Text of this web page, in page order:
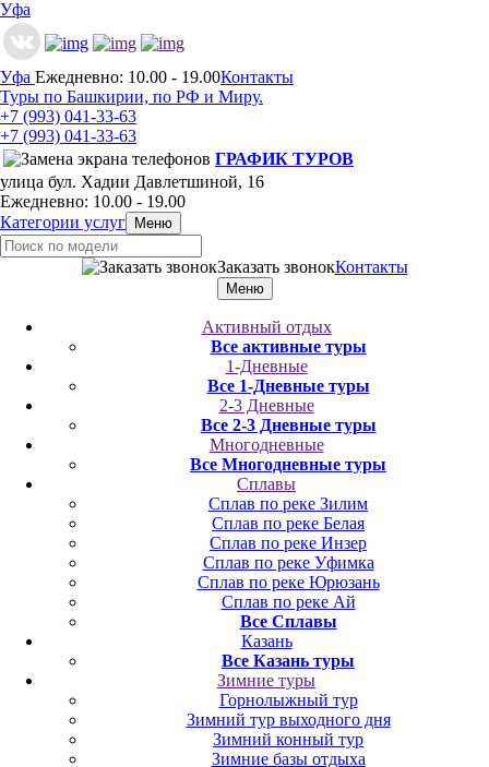
Уфа
Уфа Ежедневно: 10.00 - 19.00Контакты
Туры по Башкирии, по РФ и Миру.
+7 (993) 041-33-63
+7 (993) 041-33-63
ГРАФИК ТУРОВ
улица бул. Хадии Давлетшиной, 16
Ежедневно: 10.00 - 19.00
Категории услуг
Меню
Заказать звонокКонтакты
Меню
Активный отдых
Все активные туры
1-Дневные
Все 1-Дневные туры
2-3 Дневные
Все 2-3 Дневные туры
Многодневные
Все Многодневные туры
Сплавы
Сплав по реке Зилим
Сплав по реке Белая
Сплав по реке Инзер
Сплав по реке Уфимка
Сплав по реке Юрюзань
Сплав по реке Ай
Все Сплавы
Казань
Все Казань туры
Зимние туры
Горнолыжный тур
Зимний тур выходного дня
Зимний конный тур
Зимние базы отдыха